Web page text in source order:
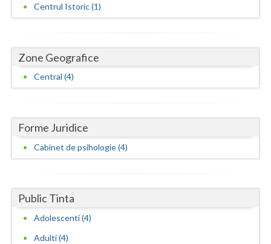
Centrul Istoric (1)
Zone Geografice
Central (4)
Forme Juridice
Cabinet de psihologie (4)
Public Tinta
Adolescenti (4)
Adulti (4)